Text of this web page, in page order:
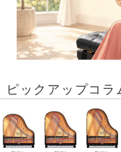
ピックアップコラ